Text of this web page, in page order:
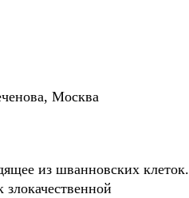
Москва
из шванновских клеток.